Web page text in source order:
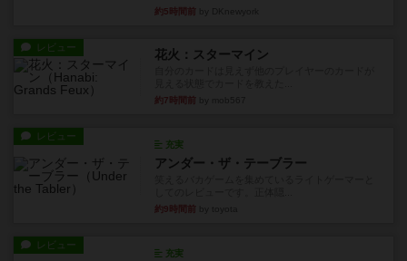
約5時間前
レビュー 花火：スターマイン
約7時間前
レビュー
充実
アンダー・ザ・テーブラー
約9時間前
レビュー
充実